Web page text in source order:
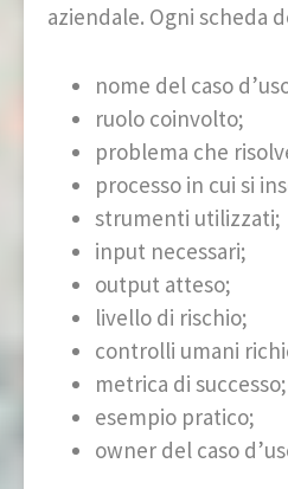
aziendale. Ogni scheda
nome del caso
ruolo coinvolto;
problema che
processo in cui si
strumenti utilizzati;
input necessari;
output atteso;
livello di rischio;
controlli umani
metrica di successo;
esempio pratico;
owner del caso